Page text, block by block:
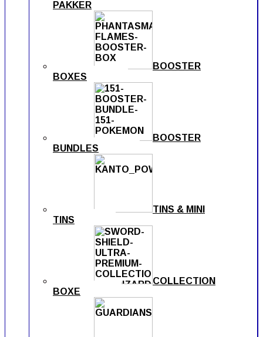
PAKKER
BOOSTER
BOXES
BOOSTER
BUNDLES
TINS & MINI
TINS
COLLECTION
BOXE